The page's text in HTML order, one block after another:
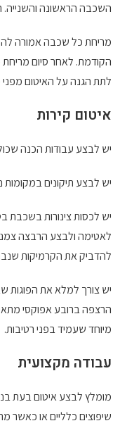
השכבה הראשונה
מריחת כל שכבה אמורה
הקודמת. לאחר סיום
לתת הגנה על האיטום מפני
איטום קירות
יש לבצע עבודות הכנה
יש לבצע תיקונים במקומות
יש לכסות צינורות
לאטימה ולבצע הרבצה
להדביק את הקרמיקות
יש צורך למלא את הפוגות
הרצפה ברובע אפוקסי
מיוחד שעמיד בפני רטיבות.
עבודה מקצועית
מומלץ לבצע איטום בעת
שיפוצים כלליים או כאשר